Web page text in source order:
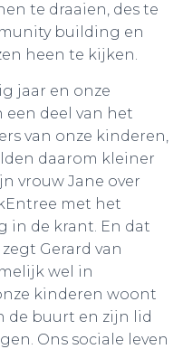
te draaien, des te
building en
heen te kijken.
jaar en onze
deel van het
van onze kinderen,
daarom kleiner
vrouw Jane over
met het
in de krant. En dat
Gerard van
wel in
kinderen woont
de buurt en zijn lid
Ons sociale leven